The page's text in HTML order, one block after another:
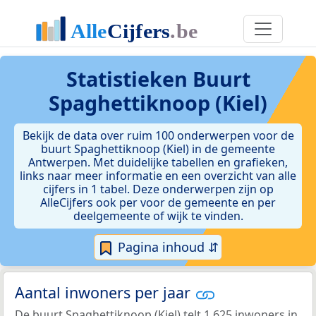
Statistieken Buurt
Spaghettiknoop (Kiel)
Bekijk de data over ruim 100 onderwerpen voor de
buurt Spaghettiknoop (Kiel) in de gemeente
Antwerpen. Met duidelijke tabellen en grafieken,
links naar meer informatie en een overzicht van alle
cijfers in 1 tabel. Deze onderwerpen zijn op
AlleCijfers ook per voor de gemeente en per
deelgemeente of wijk te vinden.
Pagina inhoud ⇵
Aantal inwoners per jaar